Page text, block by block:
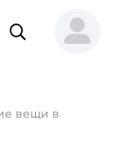
вещи в